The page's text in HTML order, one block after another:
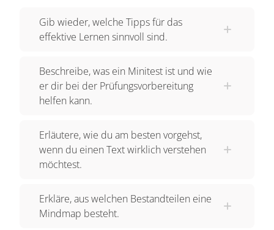
Gib wieder, welche Tipps für das
effektive Lernen sinnvoll sind.
Beschreibe, was ein Minitest ist und wie
er dir bei der Prüfungsvorbereitung
helfen kann.
Erläutere, wie du am besten vorgehst,
wenn du einen Text wirklich verstehen
möchtest.
Erkläre, aus welchen Bestandteilen eine
Mindmap besteht.